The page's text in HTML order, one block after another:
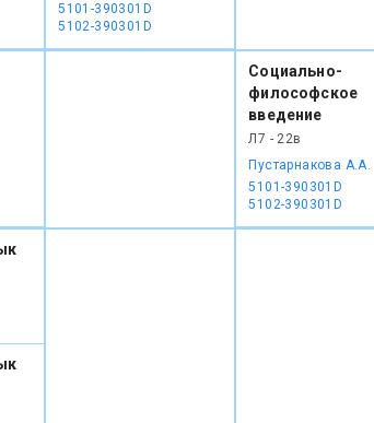
5101-390301D
5102-390301D
Социально-
философское
введение
Л7 - 22в
Пустарнакова А.А.
5101-390301D
5102-390301D